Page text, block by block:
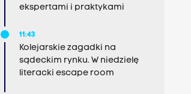
ekspertami i praktykami
11:43
Kolejarskie zagadki na
sądeckim rynku. W niedzielę
literacki escape room